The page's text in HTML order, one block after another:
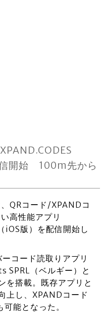
開始 100m先から
QRコード/XPANDコ
高性能アプリ
iOS版）を配信開始し
コード読取りアプリ
SPRL（ベルギー）と
を搭載。既存アプリと
上し、XPANDコード
能となった。